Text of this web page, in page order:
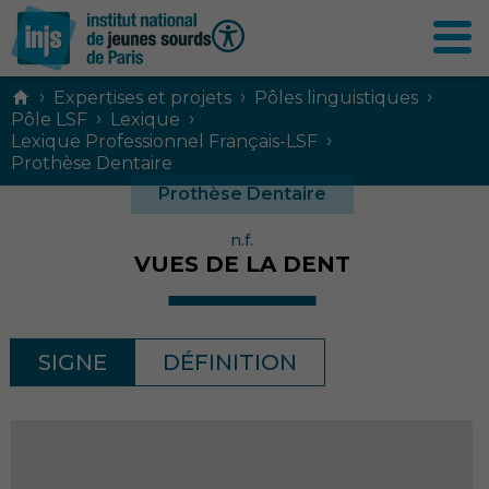
Contenu
principal
› Expertises et projets › Pôles linguistiques ›
Pôle LSF › Lexique ›
Lexique Professionnel Français-LSF ›
Prothèse Dentaire
Prothèse Dentaire
n.f.
VUES DE LA DENT
SIGNE DÉFINITION